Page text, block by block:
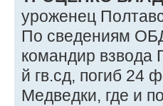
уроженец
По сведениям
командир взвода
й гв.сд, погиб 24
Медведки, где и